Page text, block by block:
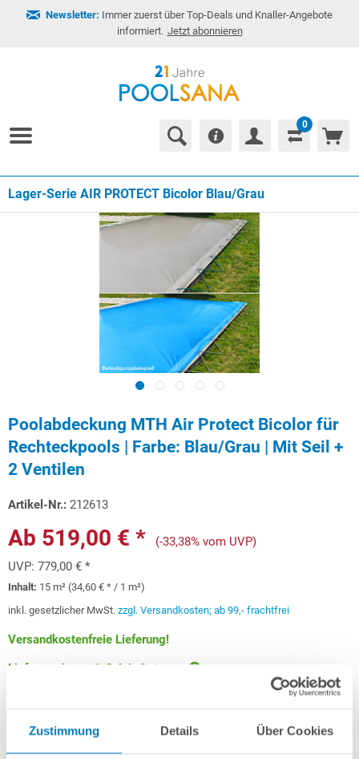
Zustimmung Details Über Cookies
Newsletter: Immer zuerst über Top-Deals und Knaller-Angebote
informiert. Jetzt abonnieren
0
Lager-Serie AIR PROTECT Bicolor Blau/Grau
Poolabdeckung MTH Air Protect Bicolor für
Rechteckpools | Farbe: Blau/Grau | Mit Seil +
2 Ventilen
Artikel-Nr.: 212613
Ab 519,00 € *
(-33,38% vom UVP)
UVP: 779,00 € *
Inhalt: 15 m² (34,60 € * / 1 m²)
inkl. gesetzlicher MwSt. zzgl. Versandkosten; ab 99,- frachtfrei
Versandkostenfreie Lieferung!
Lieferung in ca. 1-3 Arbeitstagen
Schon ab 15,50 € monatlichfinanzieren
Weitere Informationen